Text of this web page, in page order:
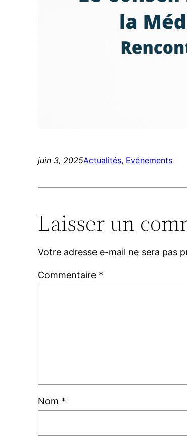
juin 3, 2025Actualités, Evénements
Laisser un
Votre adresse e-mail ne sera pas
Commentaire *
Nom *